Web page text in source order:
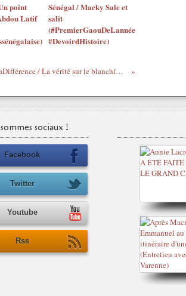
point
Latif
Sénégal / Macky Sale et
salit
(#PremierGaouDeLannée
#DevoirdHistoire)
#LaurentGbagboLeDroitàLaDifférence / La vérité sur le blanchiment de l'argent de Bouaké et Korhogo, par Ahmat Dansokho (#Sénégal #KonanBanny #Wade)
sociaux !
Facebook
Twitter
Youtube
Rss